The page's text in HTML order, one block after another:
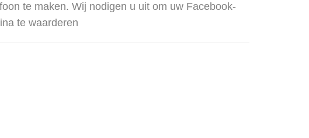
te maken. Wij nodigen u uit om uw Facebook-
te waarderen